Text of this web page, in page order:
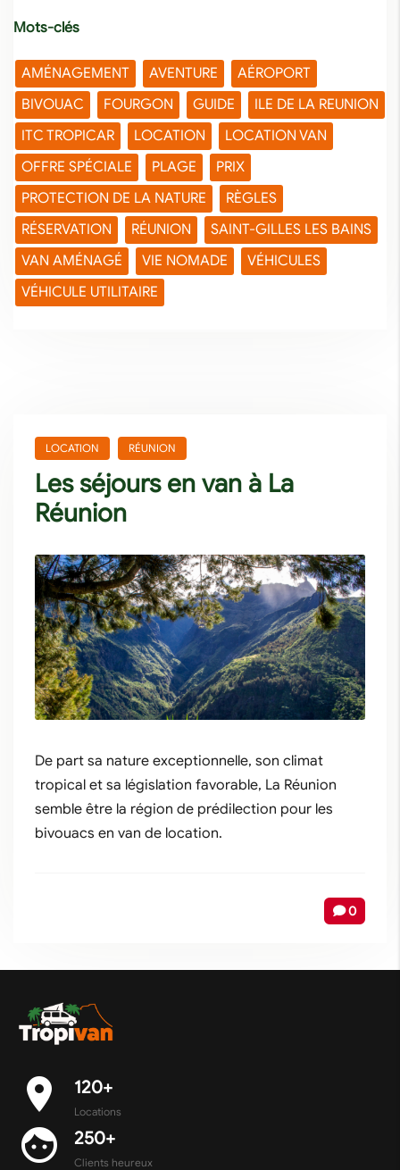
Mots-clés
AMÉNAGEMENT AVENTURE
AÉROPORT
BIVOUAC
FOURGON GUIDE
ILE DE LA REUNION
ITC TROPICAR
LOCATION
LOCATION VAN
OFFRE SPÉCIALE
PLAGE
PRIX
PROTECTION DE LA NATURE
RÈGLES
RÉSERVATION
RÉUNION
SAINT-GILLES LES BAINS
VAN AMÉNAGÉ
VIE NOMADE
VÉHICULES
VÉHICULE UTILITAIRE
LOCATION RÉUNION
Les séjours en van à La
Réunion
De part sa nature exceptionnelle, son climat
tropical et sa législation favorable, La Réunion
semble être la région de prédilection pour les
bivouacs en van de location.
0
place 120+
Locations
face 250+
Clients heureux